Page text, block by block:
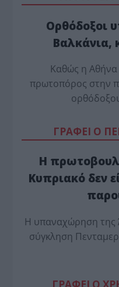
Ορθόδοξοι
Βαλκάνια,
Καθώς η
πρωτοπόρος στην
ΓΡΑΦΕΙ Ο
Η
Κυπριακό δεν
Η υπαναχώρηση της
σύγκληση